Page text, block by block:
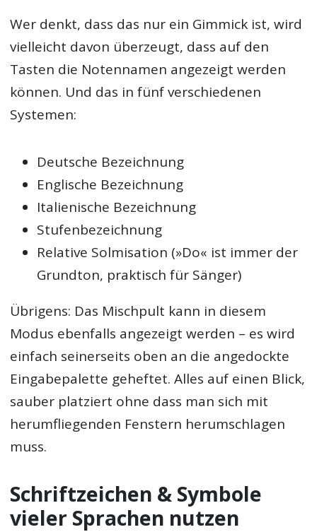
Wer denkt, dass das nur ein Gimmick ist, wird
vielleicht davon überzeugt, dass auf den
Tasten die Notennamen angezeigt werden
können. Und das in fünf verschiedenen
Systemen:
Deutsche Bezeichnung
Englische Bezeichnung
Italienische Bezeichnung
Stufenbezeichnung
Relative Solmisation (»Do« ist immer der
Grundton, praktisch für Sänger)
Übrigens: Das Mischpult kann in diesem
Modus ebenfalls angezeigt werden – es wird
einfach seinerseits oben an die angedockte
Eingabepalette geheftet. Alles auf einen Blick,
sauber platziert ohne dass man sich mit
herumfliegenden Fenstern herumschlagen
muss.
Schriftzeichen & Symbole
vieler Sprachen nutzen